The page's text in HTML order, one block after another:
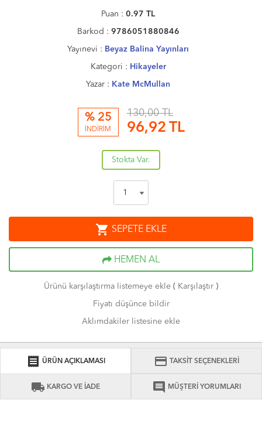
Puan : 0.97 TL
Barkod : 9786051880846
Yayınevi : Beyaz Balina Yayınları
Kategori : Hikayeler
Yazar : Kate McMullan
% 25
İNDİRİM
130,00 TL
96,92 TL
Stokta Var.
shopping_cart SEPETE EKLE
HEMEN AL
Ürünü karşılaştırma listemeye ekle ( Karşılaştır )
Fiyatı düşünce bildir
Aklımdakiler listesine ekle
receipt ÜRÜN AÇIKLAMASI credit_card TAKSİT SEÇENEKLERİ
local_shipping KARGO VE İADE comment MÜŞTERİ YORUMLARI